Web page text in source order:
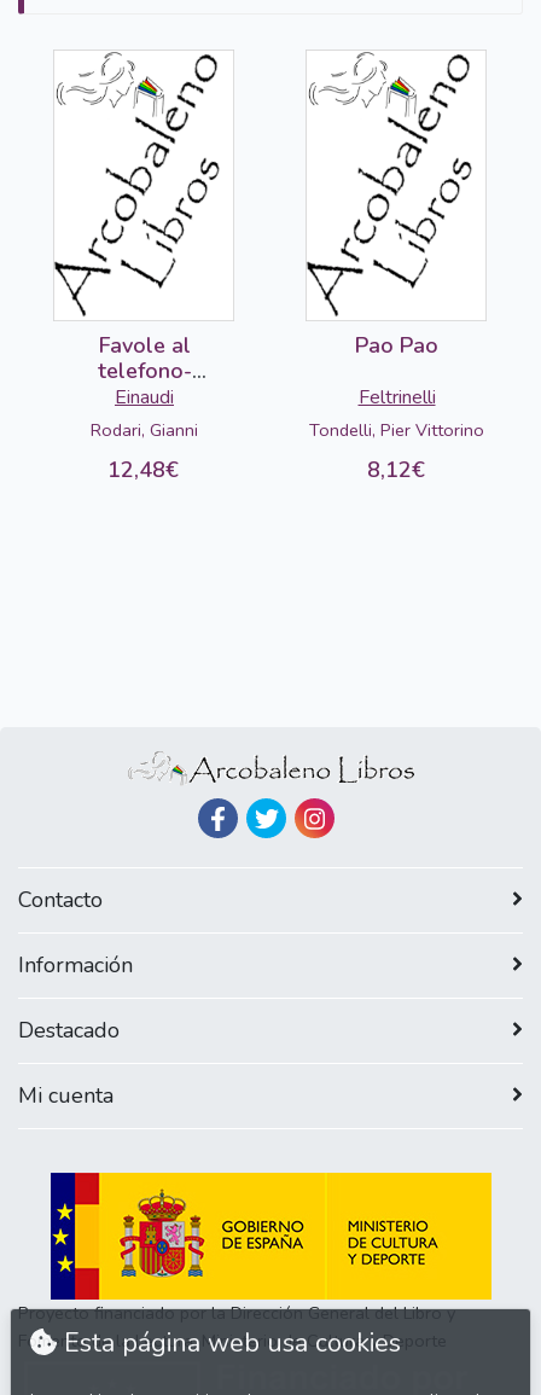
Favole al
telefono-
DETERIORADO
Einaudi
Rodari, Gianni
12,48€
Pao Pao
Feltrinelli
Tondelli, Pier Vittorino
8,12€
Contacto
Información
Destacado
Mi cuenta
Proyecto financiado por la Dirección General del Libro y
Fomento de la Lectura, Ministerio de Cultura y Deporte
Esta página web usa cookies